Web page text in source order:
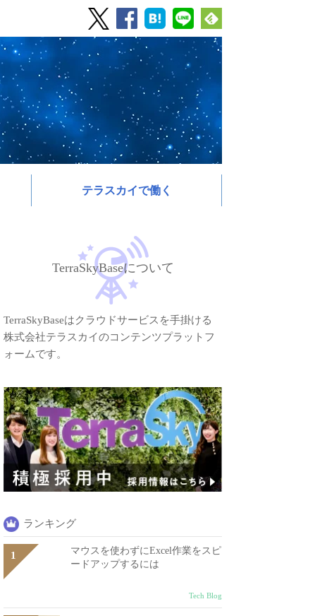
テラスカイで働く
TerraSkyBaseについて
TerraSkyBaseはクラウドサービスを手掛ける
株式会社テラスカイのコンテンツプラットフ
ォームです。
ランキング
マウスを使わずにExcel作業をスピ
ードアップするには
Tech Blog